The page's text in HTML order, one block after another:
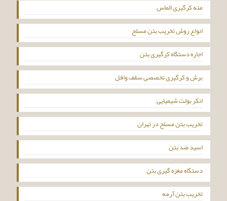
مته کرگیری الماس
انواع روش تخریب بتن مسلح
اجاره دستگاه کرگیری بتن
برش و کرگیری تخصصی سقف وافل
انکر بولت شیمیایی
تخریب بتن مسلح در تهران
اسید ضد بتن
دستگاه مغزه گیری بتن
تخریب بتن آرمه